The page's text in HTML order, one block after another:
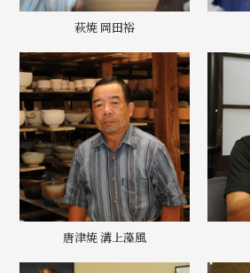
萩焼 岡田裕
唐津焼 溝上藻風